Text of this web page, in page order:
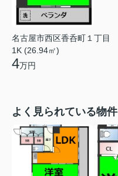
名古屋市西区香呑町１丁目
1K (26.94㎡)
4万円
よく見られている物件